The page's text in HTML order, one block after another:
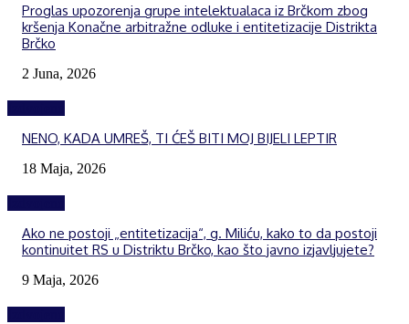
Proglas upozorenja grupe intelektualaca iz Brčkom zbog
kršenja Konačne arbitražne odluke i entitetizacije Distrikta
Brčko
2 Juna, 2026
NENO, KADA UMREŠ, TI ĆEŠ BITI MOJ BIJELI LEPTIR
18 Maja, 2026
Ako ne postoji „entitetizacija“, g. Miliću, kako to da postoji
kontinuitet RS u Distriktu Brčko, kao što javno izjavljujete?
9 Maja, 2026